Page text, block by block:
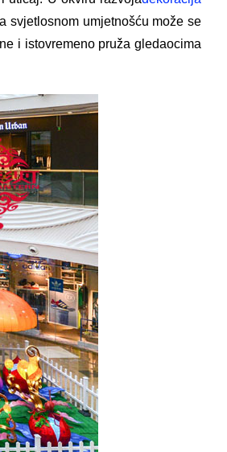
svjetlosnom umjetnošću može se
i istovremeno pruža gledaocima